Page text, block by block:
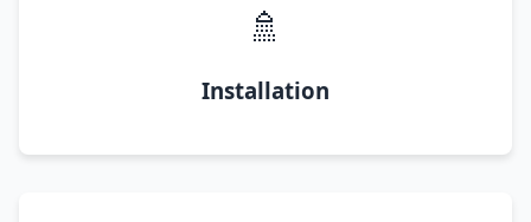
🚿
Installation